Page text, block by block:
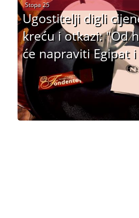
Ugostitelji digli
kreću i otkazi: "Od
će napraviti Egipat
Stopa 25